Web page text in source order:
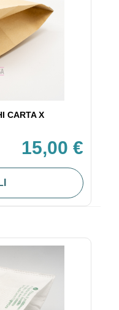
CARTA X
15,00 €